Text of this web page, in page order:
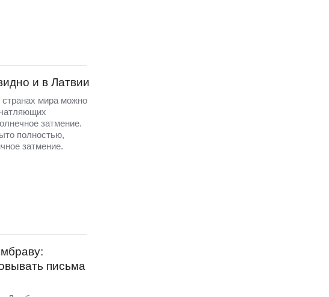
и в Латвии
странах мира можно
затмение.
полностью,
затмение.
письма